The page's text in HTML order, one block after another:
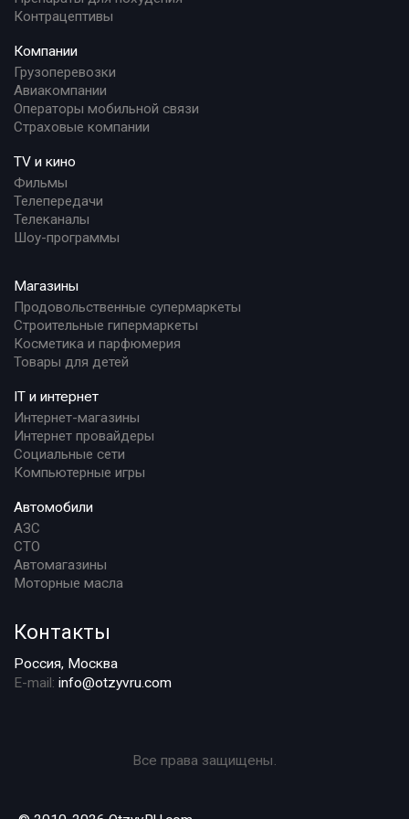
Контрацептивы
Компании
Грузоперевозки
Авиакомпании
Операторы мобильной связи
Страховые компании
TV и кино
Фильмы
Телепередачи
Телеканалы
Шоу-программы
Магазины
Продовольственные супермаркеты
Строительные гипермаркеты
Косметика и парфюмерия
Товары для детей
IT и интернет
Интернет-магазины
Интернет провайдеры
Социальные сети
Компьютерные игры
Автомобили
АЗС
СТО
Автомагазины
Моторные масла
Контакты
Россия, Москва
E-mail: info@otzyvru.com
Все права защищены.